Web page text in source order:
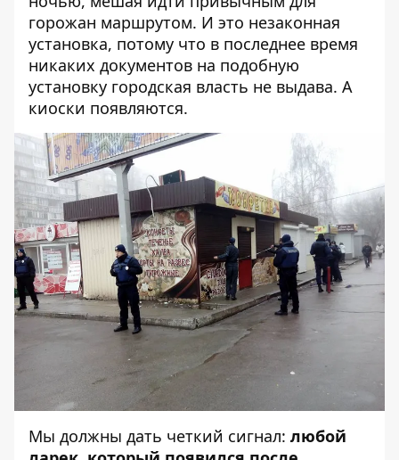
горожан маршрутом. И это незаконная
установка, потому что в последнее время
никаких документов на подобную
установку городская власть не выдава. А
киоски появляются.
Мы должны дать четкий сигнал: любой